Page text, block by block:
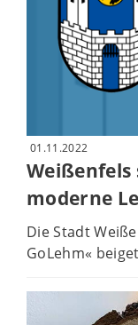
01.11.2022
moderne
Die Stadt
GoLehm«